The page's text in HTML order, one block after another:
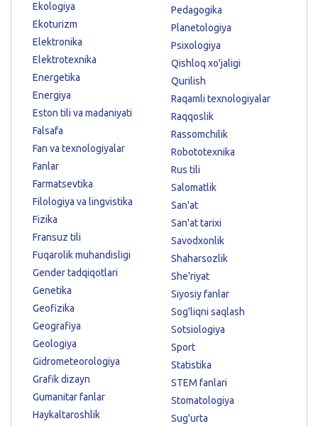
Ekologiya
Ekoturizm
Elektronika
Elektrotexnika
Energetika
Energiya
Eston tili va madaniyati
Falsafa
Fan va texnologiyalar
Fanlar
Farmatsevtika
Filologiya va lingvistika
Fizika
Fransuz tili
Fuqarolik muhandisligi
Gender tadqiqotlari
Genetika
Geofizika
Geografiya
Geologiya
Gidrometeorologiya
Grafik dizayn
Gumanitar fanlar
Haykaltaroshlik
Pedagogika
Planetologiya
Psixologiya
Qishloq xo'jaligi
Qurilish
Raqamli texnologiyalar
Raqqoslik
Rassomchilik
Robototexnika
Rus tili
Salomatlik
San'at
San'at tarixi
Savodxonlik
Shaharsozlik
She'riyat
Siyosiy fanlar
Sog'liqni saqlash
Sotsiologiya
Sport
Statistika
STEM fanlari
Stomatologiya
Sug'urta